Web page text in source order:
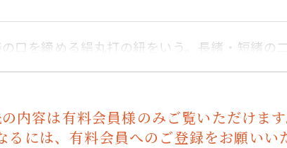
口を締める絹丸打の紐をいう。長緒・短緒の
内容は有料会員様のみご覧いただけま
るには、有料会員へのご登録をお願いい